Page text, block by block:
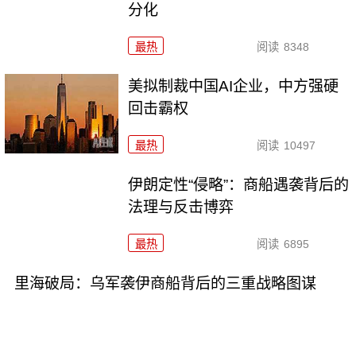
分化
最热 阅读 8348
美拟制裁中国AI企业，中方强硬
回击霸权
最热 阅读 10497
伊朗定性“侵略”：商船遇袭背后的
法理与反击博弈
最热 阅读 6895
里海破局：乌军袭伊商船背后的三重战略图谋